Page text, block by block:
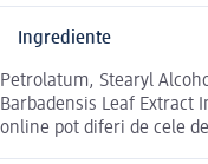
Ingrediente
Petrolatum, Stearyl
Barbadensis Leaf
online pot diferi de cele